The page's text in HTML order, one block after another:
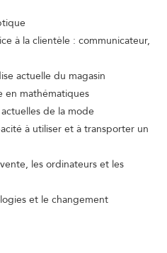
à la clientèle : communicateur,
actuelle du magasin
en mathématiques
de la mode
à utiliser et à transporter un
les ordinateurs et les
et le changement